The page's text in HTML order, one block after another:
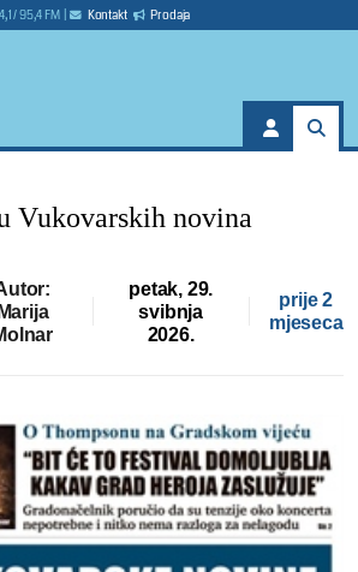
/ 95,4 FM Kontakt Prodaja
Vukovarskih novina
Marija
petak, 29.
svibnja
2026.
prije 2
mjeseca